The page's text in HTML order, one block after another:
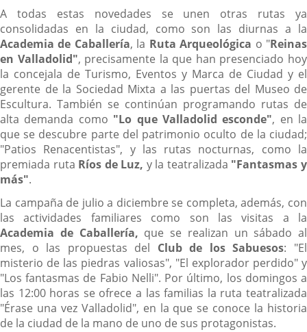
A todas estas novedades se unen otras rutas ya
consolidadas en la ciudad, como son las diurnas a la
Academia de Caballería, la Ruta Arqueológica o "Reinas
en Valladolid", precisamente la que han presenciado hoy
la concejala de Turismo, Eventos y Marca de Ciudad y el
gerente de la Sociedad Mixta a las puertas del Museo de
Escultura. También se continúan programando rutas de
alta demanda como "Lo que Valladolid esconde", en la
que se descubre parte del patrimonio oculto de la ciudad;
"Patios Renacentistas", y las rutas nocturnas, como la
premiada ruta Ríos de Luz, y la teatralizada "Fantasmas y
más".
La campaña de julio a diciembre se completa, además, con
las actividades familiares como son las visitas a la
Academia de Caballería, que se realizan un sábado al
mes, o las propuestas del Club de los Sabuesos: "El
misterio de las piedras valiosas", "El explorador perdido" y
"Los fantasmas de Fabio Nelli". Por último, los domingos a
las 12:00 horas se ofrece a las familias la ruta teatralizada
"Érase una vez Valladolid", en la que se conoce la historia
de la ciudad de la mano de uno de sus protagonistas.